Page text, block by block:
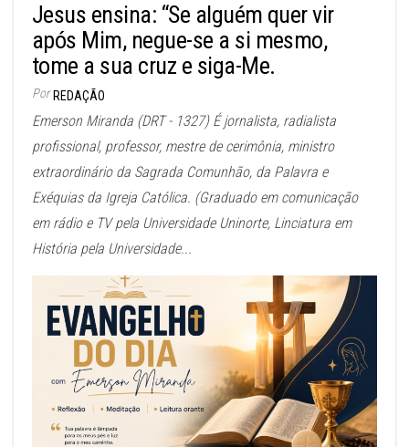
Jesus ensina: “Se alguém quer vir
após Mim, negue-se a si mesmo,
tome a sua cruz e siga-Me.
Por REDAÇÃO
Emerson Miranda (DRT - 1327) É jornalista, radialista
profissional, professor, mestre de cerimônia, ministro
extraordinário da Sagrada Comunhão, da Palavra e
Exéquias da Igreja Católica. (Graduado em comunicação
em rádio e TV pela Universidade Uninorte, Linciatura em
História pela Universidade...